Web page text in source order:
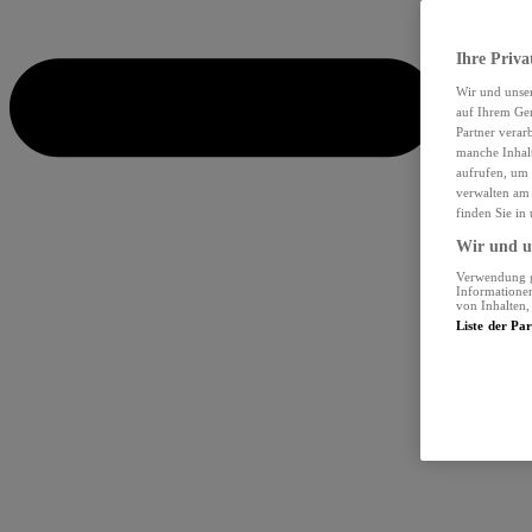
Ihre
Wir und
auf Ihrem
Partner
manche
aufrufen, um
verwalten
finden Sie in
Wir und
Verwendung
von Inhalten,
Liste der